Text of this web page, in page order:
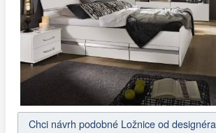
Chci návrh podobné Ložnice od designéra